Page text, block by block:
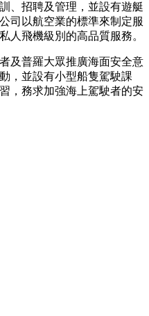
、招聘及管理，並設有遊艇
司以航空業的標準來制定服
人飛機級別的高品質服務。
及普羅大眾推廣海面安全意
，並設有小型船隻駕駛課
，務求加強海上駕駛者的安